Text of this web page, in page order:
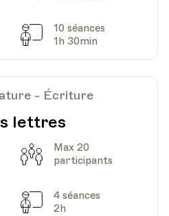
Séances
10 séances
1h 30min
- Écriture
lettres
Capacité
Max 20
participants
Séances
4 séances
2h